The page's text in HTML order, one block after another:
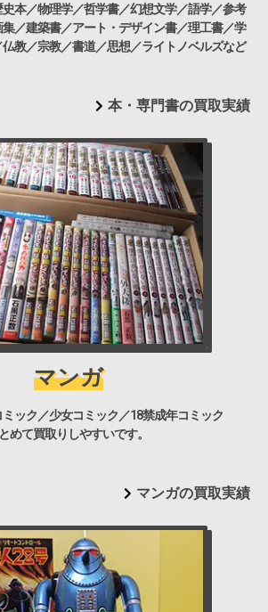
本／物理学／哲学書／幻想文学／語学／参考
／建築書／アート・デザイン書／理工書／学
教／宗教／書道／思想／ライトノベルズなど
本・専門書の買取実績
マンガ
ック／少女コミック／18禁成年コミック
めて買取りしやすいです。
マンガの買取実績